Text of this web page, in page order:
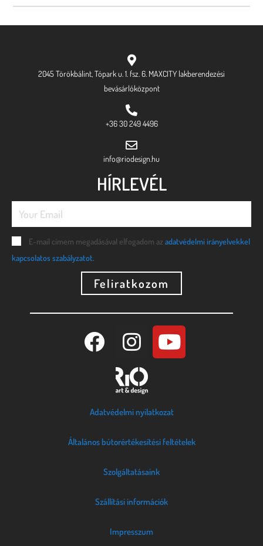
2045 Törökbálint, Tópark u. 1. fsz. 6. MAXCITY lakberendezési
bevásárlóközpont
+36 30 249 4496
info@riodesign.hu
HÍRLEVÉL
E-mail címem megadásával elfogadom az adatvédelmi irányelvekkel
kapcsolatos szabályzatot.
Feliratkozom
Adatvédelmi nyilatkozat
Általános bútorértékesítési feltételek
Szolgáltatásaink
Szállítási információk
Impresszum